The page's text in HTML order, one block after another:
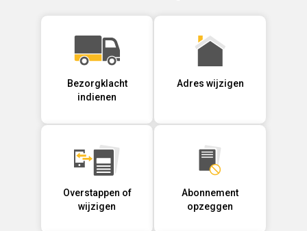
Bezorgklacht
indienen
Adres wijzigen
Overstappen of
wijzigen
Abonnement
opzeggen